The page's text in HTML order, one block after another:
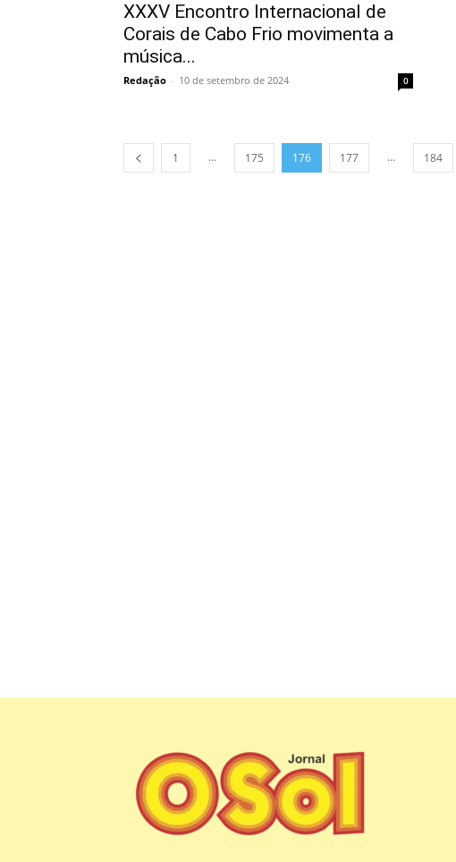
XXXV Encontro Internacional de
Corais de Cabo Frio movimenta a
música...
Redação - 10 de setembro de 2024 0
1 ... 175 176 177 ... 184